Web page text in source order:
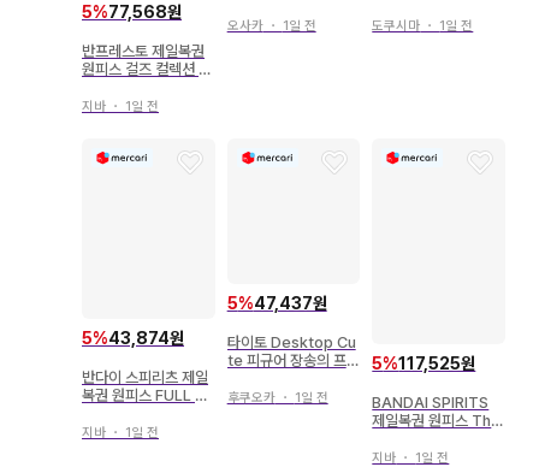
5%77,568원
반프레스토 제일복권
원피스 걸즈 컬렉션 2
피규어
지바 ・ 1일 전
오사카・ 1일 전 도쿠시마 ・ 1일 전
5%43,874원
반다이 스피리츠 제일
복권 원피스 FULL F
blow 피규어
지바 ・ 1일 전
5%47,437원
타이토 Desktop Cu
te 피규어 장송의 프리
스ver.~
후쿠오카・ 1일 전
5%117,525원
BANDAI SPIRITS
제일복권 원피스 The
D상 마르쿠스 마즈 성
지바 ・ 1일 전